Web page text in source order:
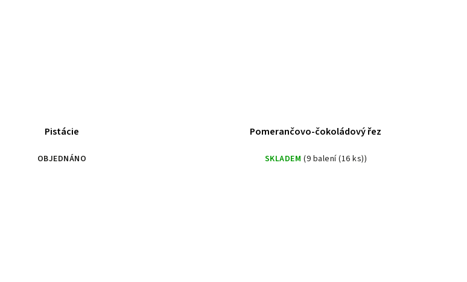
Pistácie
OBJEDNÁNO
Pomerančovo-čokoládový řez
SKLADEM (9 balení (16 ks))